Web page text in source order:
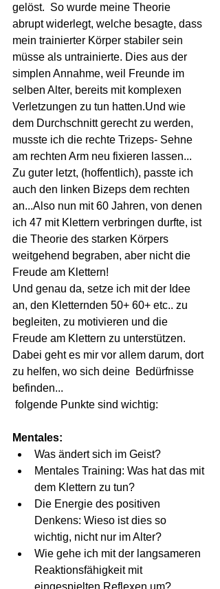
gelöst.  So wurde meine Theorie
abrupt widerlegt, welche besagte, dass
mein trainierter Körper stabiler sein
müsse als untrainierte. Dies aus der
simplen Annahme, weil Freunde im
selben Alter, bereits mit komplexen
Verletzungen zu tun hatten.Und wie
dem Durchschnitt gerecht zu werden,
musste ich die rechte Trizeps- Sehne
am rechten Arm neu fixieren lassen...
Zu guter letzt, (hoffentlich), passte ich
auch den linken Bizeps dem rechten
an...Also nun mit 60 Jahren, von denen
ich 47 mit Klettern verbringen durfte, ist
die Theorie des starken Körpers
weitgehend begraben, aber nicht die
Freude am Klettern!
Und genau da, setze ich mit der Idee
an, den Kletternden 50+ 60+ etc.. zu
begleiten, zu motivieren und die
Freude am Klettern zu unterstützen.
Dabei geht es mir vor allem darum, dort
zu helfen, wo sich deine  Bedürfnisse
befinden...
folgende Punkte sind wichtig:
Mentales:
Was ändert sich im Geist?
Mentales Training: Was hat das mit
dem Klettern zu tun?
Die Energie des positiven
Denkens: Wieso ist dies so
wichtig, nicht nur im Alter?
Wie gehe ich mit der langsameren
Reaktionsfähigkeit mit
eingespielten Reflexen um?